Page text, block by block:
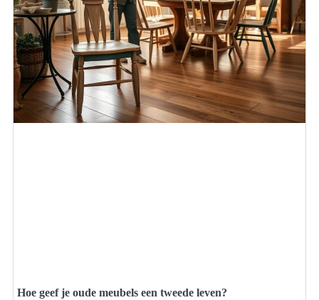
Hoe geef je oude meubels een tweede leven?